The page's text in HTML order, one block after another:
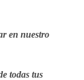
en nuestro
todas tus